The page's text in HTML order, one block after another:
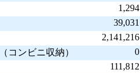
1,294
39,031
2,141,216
コンビニ収納）
0
111,812